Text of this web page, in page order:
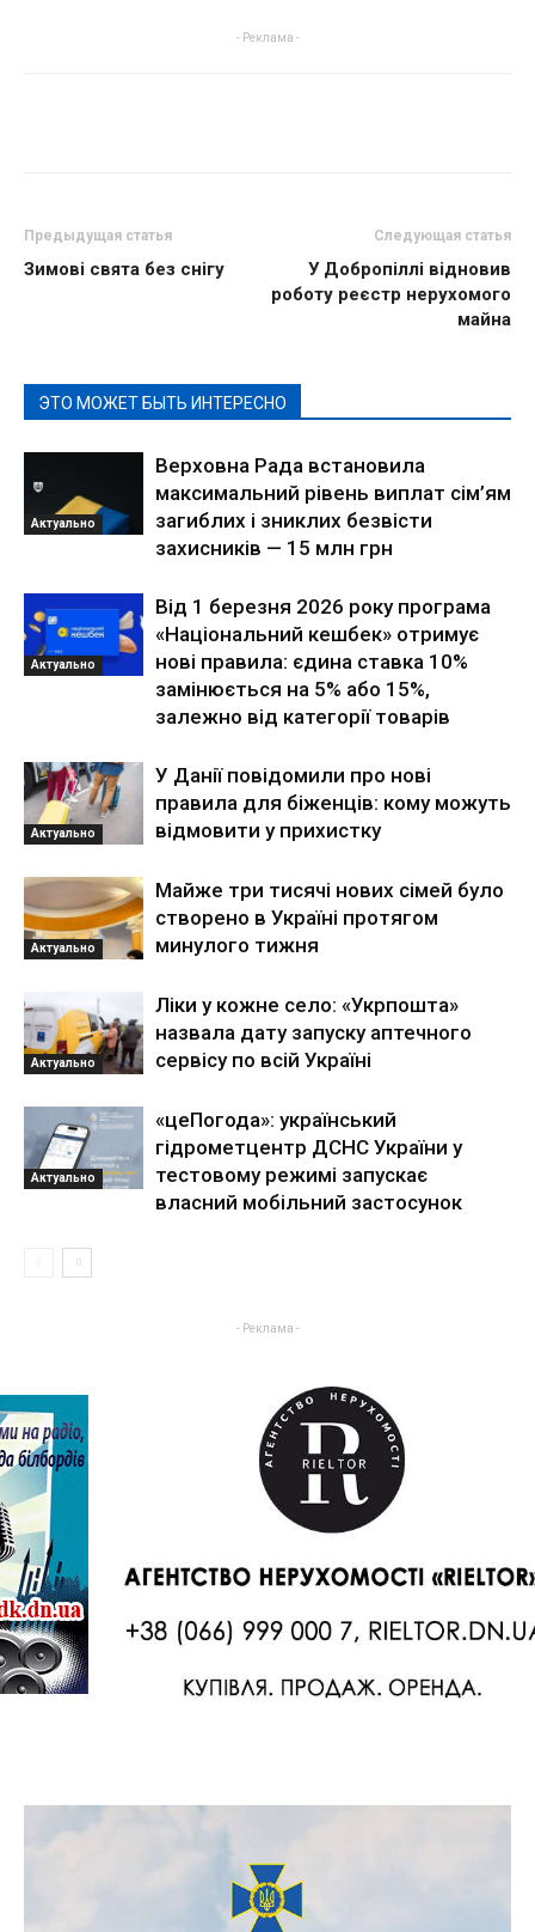
- Реклама -
Предыдущая статья
Зимові свята без снігу
Следующая статья
У Добропіллі відновив
роботу реєстр нерухомого
майна
ЭТО МОЖЕТ БЫТЬ ИНТЕРЕСНО
Актуально
Верховна Рада встановила
максимальний рівень виплат сім’ям
загиблих і зниклих безвісти
захисників — 15 млн грн
Актуально
Від 1 березня 2026 року програма
«Національний кешбек» отримує
нові правила: єдина ставка 10%
замінюється на 5% або 15%,
залежно від категорії товарів
Актуально
У Данії повідомили про нові
правила для біженців: кому можуть
відмовити у прихистку
Актуально
Майже три тисячі нових сімей було
створено в Україні протягом
минулого тижня
Актуально
Ліки у кожне село: «Укрпошта»
назвала дату запуску аптечного
сервісу по всій Україні
Актуально
«цеПогода»: український
гідрометцентр ДСНС України у
тестовому режимі запускає
власний мобільний застосунок
- Реклама -